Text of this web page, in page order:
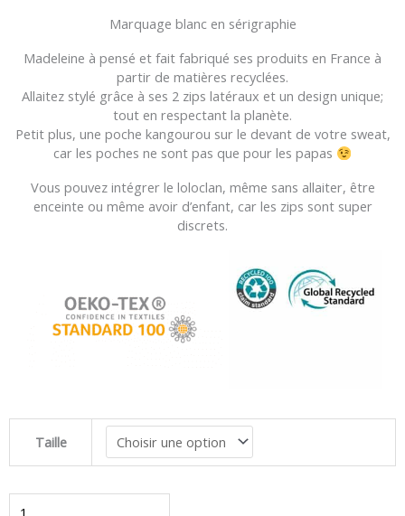
Marquage blanc en sérigraphie
Madeleine à pensé et fait fabriqué ses produits en France à
partir de matières recyclées.
Allaitez stylé grâce à ses 2 zips latéraux et un design unique;
tout en respectant la planète.
Petit plus, une poche kangourou sur le devant de votre sweat,
car les poches ne sont pas que pour les papas
Vous pouvez intégrer le loloclan, même sans allaiter, être
enceinte ou même avoir d’enfant, car les zips sont super
discrets.
Taille
Sweat